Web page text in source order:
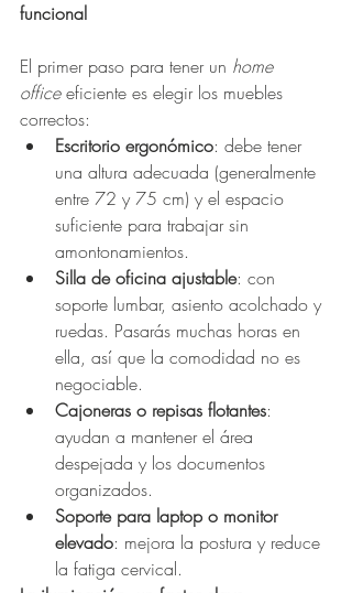
funcional
El primer paso para tener un home
office eficiente es elegir los muebles
correctos:
Escritorio ergonómico: debe tener
una altura adecuada (generalmente
entre 72 y 75 cm) y el espacio
suficiente para trabajar sin
amontonamientos.
Silla de oficina ajustable: con
soporte lumbar, asiento acolchado y
ruedas. Pasarás muchas horas en
ella, así que la comodidad no es
negociable.
Cajoneras o repisas flotantes:
ayudan a mantener el área
despejada y los documentos
organizados.
Soporte para laptop o monitor
elevado: mejora la postura y reduce
la fatiga cervical.